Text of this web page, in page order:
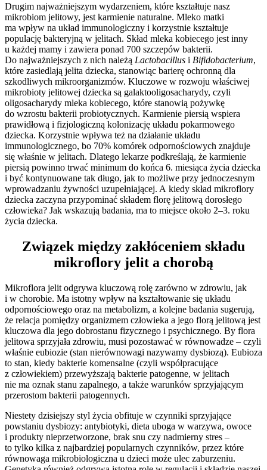
Drugim najważniejszym wydarzeniem, które kształtuje nasz
mikrobiom jelitowy, jest karmienie naturalne. Mleko matki
ma wpływ na układ immunologiczny i korzystnie kształtuje
populację bakteryjną w jelitach. Skład mleka kobiecego jest inny
u każdej mamy i zawiera ponad 700 szczepów bakterii.
Do najważniejszych z nich należą Lactobacillus i Bifidobacterium,
które zasiedlają jelita dziecka, stanowiąc barierę ochronną dla
szkodliwych mikroorganizmów. Kluczowe w rozwoju właściwej
mikrobioty jelitowej dziecka są galaktooligosacharydy, czyli
oligosacharydy mleka kobiecego, które stanowią pożywkę
do wzrostu bakterii probiotycznych. Karmienie piersią wspiera
prawidłową i fizjologiczną kolonizację układu pokarmowego
dziecka. Korzystnie wpływa też na działanie układu
immunologicznego, bo 70% komórek odpornościowych znajduje
się właśnie w jelitach. Dlatego lekarze podkreślają, że karmienie
piersią powinno trwać minimum do końca 6. miesiąca życia dziecka
i być kontynuowane tak długo, jak to możliwe przy jednoczesnym
wprowadzaniu żywności uzupełniającej. A kiedy skład mikroflory
dziecka zaczyna przypominać składem florę jelitową dorosłego
człowieka? Jak wskazują badania, ma to miejsce około 2–3. roku
życia dziecka.
Związek między zakłóceniem składu
mikroflory jelit a chorobą
Mikroflora jelit odgrywa kluczową rolę zarówno w zdrowiu, jak
i w chorobie. Ma istotny wpływ na kształtowanie się układu
odpornościowego oraz na metabolizm, a kolejne badania sugerują,
że relacja pomiędzy organizmem człowieka a jego florą jelitową jest
kluczowa dla jego dobrostanu fizycznego i psychicznego. By flora
jelitowa sprzyjała zdrowiu, musi pozostawać w równowadze – czyli
właśnie eubiozie (stan nierównowagi nazywamy dysbiozą). Eubioza
to stan, kiedy bakterie komensalne (czyli współpracujące
z człowiekiem) przewyższają bakterie patogenne, w jelitach
nie ma oznak stanu zapalnego, a także warunków sprzyjającym
przerostom bakterii patogennych.
Niestety dzisiejszy styl życia obfituje w czynniki sprzyjające
powstaniu dysbiozy: antybiotyki, dieta uboga w warzywa, owoce
i produkty nieprzetworzone, brak snu czy nadmierny stres –
to tylko kilka z najbardziej popularnych czynników, przez które
równowaga mikrobiologiczna u dzieci może ulec zaburzeniu.